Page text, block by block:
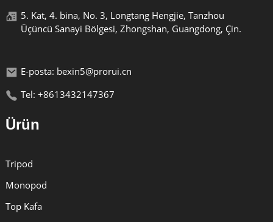
5. Kat, 4. bina, No. 3, Longtang Hengjie, Tanzhou
Üçüncü Sanayi Bölgesi, Zhongshan, Guangdong, Çin.
E-posta: bexin5@prorui.cn
Tel: +8613432147367
Ürün
Tripod
Monopod
Top Kafa